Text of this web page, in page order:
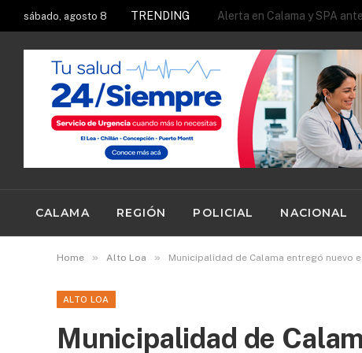
sábado, agosto 8 TRENDING
CALAMA REGIÓN POLICIAL NACIONAL
Home » Alto Loa » Municipalidad de Calama entregó nuevo
ALTO LOA
Municipalidad de